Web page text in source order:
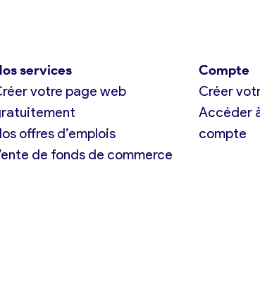
services
votre page web
offres d’emplois
de fonds de commerce
Compte
Créer
Accéder
compte